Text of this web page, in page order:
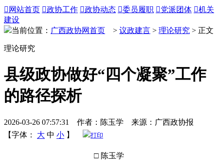
 网站首页 政协工作 政协动态 委员履职 党派团体 机关
建设
当前位置： 广西政协网首页 > 议政建言 > 理论研究 > 正文
理论研究
县级政协做好“四个凝聚”工作
的路径探析
2026-03-26 07:57:31 作者：陈玉学 来源：广西政协报
【字体：
大 中 小 】 打印
□ 陈玉学